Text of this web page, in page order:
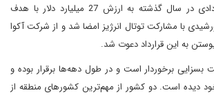
دارد به گونه‌ای که قراردادی در سال گذشته به ارزش 27 میلیارد دلار با هدف
با مشارکت توتال انرژیز امضا شد و از شرکت آکوا
به این قرارداد دعوت شد.
بسزایی برخوردار است و در طول دهه‌ها برقرار بوده و
دیده است. دو کشور از مهم‌ترین کشورهای منطقه از